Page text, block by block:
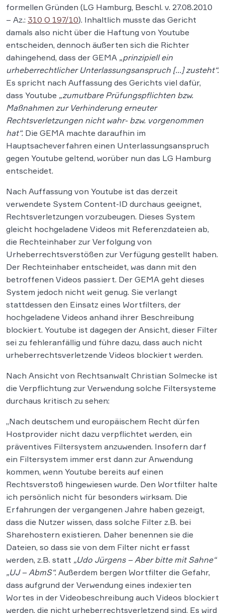
formellen Gründen (LG Hamburg, Beschl. v. 27.08.2010
– Az.: 310 O 197/10). Inhaltlich musste das Gericht
damals also nicht über die Haftung von Youtube
entscheiden, dennoch äußerten sich die Richter
dahingehend, dass der GEMA „prinzipiell ein
urheberrechtlicher Unterlassungsanspruch […] zusteht“.
Es spricht nach Auffassung des Gerichts viel dafür,
dass Youtube „zumutbare Prüfungspflichten bzw.
Maßnahmen zur Verhinderung erneuter
Rechtsverletzungen nicht wahr- bzw. vorgenommen
hat“. Die GEMA machte daraufhin im
Hauptsacheverfahren einen Unterlassungsanspruch
gegen Youtube geltend, worüber nun das LG Hamburg
entscheidet.
Nach Auffassung von Youtube ist das derzeit
verwendete System Content-ID durchaus geeignet,
Rechtsverletzungen vorzubeugen. Dieses System
gleicht hochgeladene Videos mit Referenzdateien ab,
die Rechteinhaber zur Verfolgung von
Urheberrechtsverstößen zur Verfügung gestellt haben.
Der Rechteinhaber entscheidet, was dann mit den
betroffenen Videos passiert. Der GEMA geht dieses
System jedoch nicht weit genug. Sie verlangt
stattdessen den Einsatz eines Wortfilters, der
hochgeladene Videos anhand ihrer Beschreibung
blockiert. Youtube ist dagegen der Ansicht, dieser Filter
sei zu fehleranfällig und führe dazu, dass auch nicht
urheberrechtsverletzende Videos blockiert werden.
Nach Ansicht von Rechtsanwalt Christian Solmecke ist
die Verpflichtung zur Verwendung solche Filtersysteme
durchaus kritisch zu sehen:
„Nach deutschem und europäischem Recht dürfen
Hostprovider nicht dazu verpflichtet werden, ein
präventives Filtersystem anzuwenden. Insofern darf
ein Filtersystem immer erst dann zur Anwendung
kommen, wenn Youtube bereits auf einen
Rechtsverstoß hingewiesen wurde. Den Wortfilter halte
ich persönlich nicht für besonders wirksam. Die
Erfahrungen der vergangenen Jahre haben gezeigt,
dass die Nutzer wissen, dass solche Filter z.B. bei
Sharehostern existieren. Daher benennen sie die
Dateien, so dass sie von dem Filter nicht erfasst
werden, z.B. statt „Udo Jürgens – Aber bitte mit Sahne“
„UJ – AbmS“. Außerdem bergen Wortfilter die Gefahr,
dass aufgrund der Verwendung eines indexierten
Wortes in der Videobeschreibung auch Videos blockiert
werden, die nicht urheberrechtsverletzend sind. Es wird